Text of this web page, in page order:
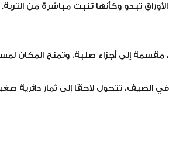
تبدو وكأنها تنبت مباشرة من
مقسمة إلى أجزاء صلبة، وتمنح المكان
في الصيف، تتحول لاحقًا إلى ثمار دائرية